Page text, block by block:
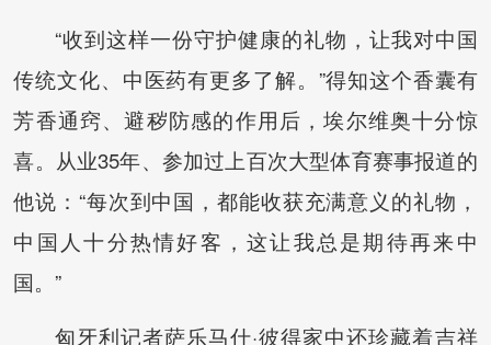
“收到这样一份守护健康的礼物，让我对中国
传统文化、中医药有更多了解。”得知这个香囊有
芳香通窍、避秽防感的作用后，埃尔维奥十分惊
喜。从业35年、参加过上百次大型体育赛事报道的
他说：“每次到中国，都能收获充满意义的礼物，
中国人十分热情好客，这让我总是期待再来中
国。”
匈牙利记者萨乐马什·彼得家中还珍藏着吉祥